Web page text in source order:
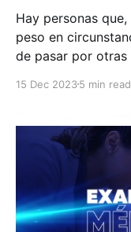
Hay personas
peso en
de pasar por
recomendación
equipo
15 Dec 20235 min read